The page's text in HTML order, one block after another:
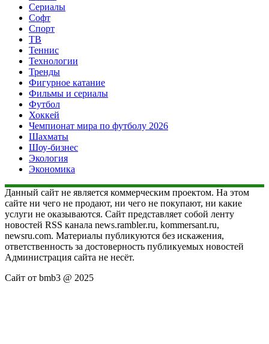
Сериалы
Софт
Спорт
ТВ
Теннис
Технологии
Тренды
Фигурное катание
Фильмы и сериалы
Футбол
Хоккей
Чемпионат мира по футболу 2026
Шахматы
Шоу-бизнес
Экология
Экономика
Данный сайт не является коммерческим проектом. На этом
сайте ни чего не продают, ни чего не покупают, ни какие
услуги не оказываются. Сайт представляет собой ленту
новостей RSS канала news.rambler.ru, kommersant.ru,
newsru.com. Материалы публикуются без искажения,
ответственность за достоверность публикуемых новостей
Администрация сайта не несёт.
Сайт от bmb3 @ 2025